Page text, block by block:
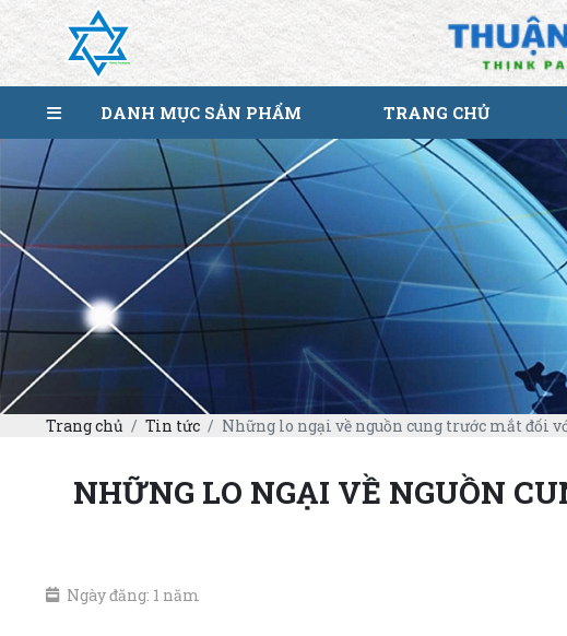
DANH MỤC SẢN PHẨM TRANG CHỦ
Trang chủ Tin tức Những lo ngại về nguồn cung trước mắt đối
NHỮNG LO NGẠI VỀ NGUỒN
Ngày đăng: 1 năm